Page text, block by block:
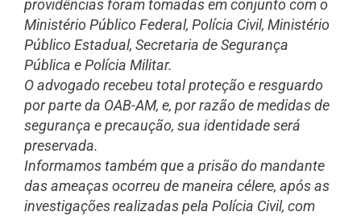
providências foram tomadas em conjunto com o
Ministério Público Federal, Polícia Civil, Ministério
Público Estadual, Secretaria de Segurança
Pública e Polícia Militar.
O advogado recebeu total proteção e resguardo
por parte da OAB-AM, e, por razão de medidas de
segurança e precaução, sua identidade será
preservada.
Informamos também que a prisão do mandante
das ameaças ocorreu de maneira célere, após as
investigações realizadas pela Polícia Civil, com